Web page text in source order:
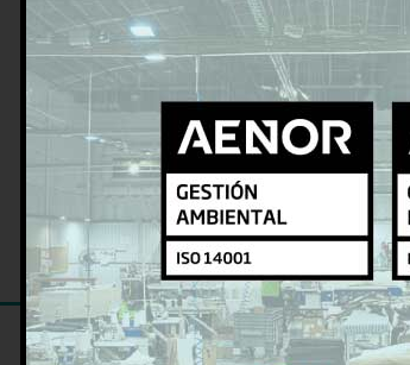
Descripción
Gancho antirrobo
Gancho antirrobo plástico
Válidos para todo tipo